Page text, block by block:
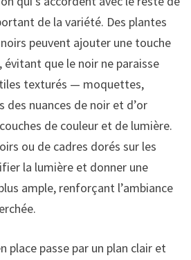
de la variété. Des plantes
peuvent ajouter une touche
que le noir ne paraisse
texturés — moquettes,
nuances de noir et d’or
de couleur et de lumière.
ou de cadres dorés sur les
la lumière et donner une
ample, renforçant l’ambiance
place passe par un plan clair et